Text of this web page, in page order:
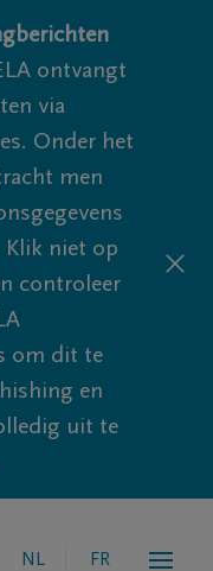
ontvangt
via
Onder het
men
Klik niet op
controleer
om dit te
en
uit te
NL FR